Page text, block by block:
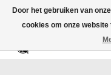
Door het gebruiken van
cookies om onze